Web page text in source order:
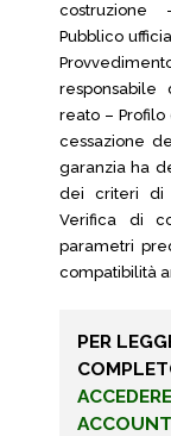
costruzione
Pubblico
responsabile
reato –
cessazione
garanzia ha
dei criteri di
Verifica di
parametri
compatibilità
PER